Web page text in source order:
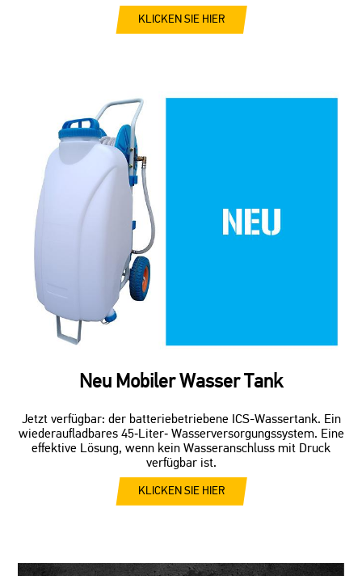
KLICKEN SIE HIER
Neu Mobiler Wasser Tank
Jetzt verfügbar: der batteriebetriebene ICS-Wassertank. Ein
wiederaufladbares 45‑Liter‑ Wasserversorgungssystem. Eine
effektive Lösung, wenn kein Wasseranschluss mit Druck
verfügbar ist.
KLICKEN SIE HIER